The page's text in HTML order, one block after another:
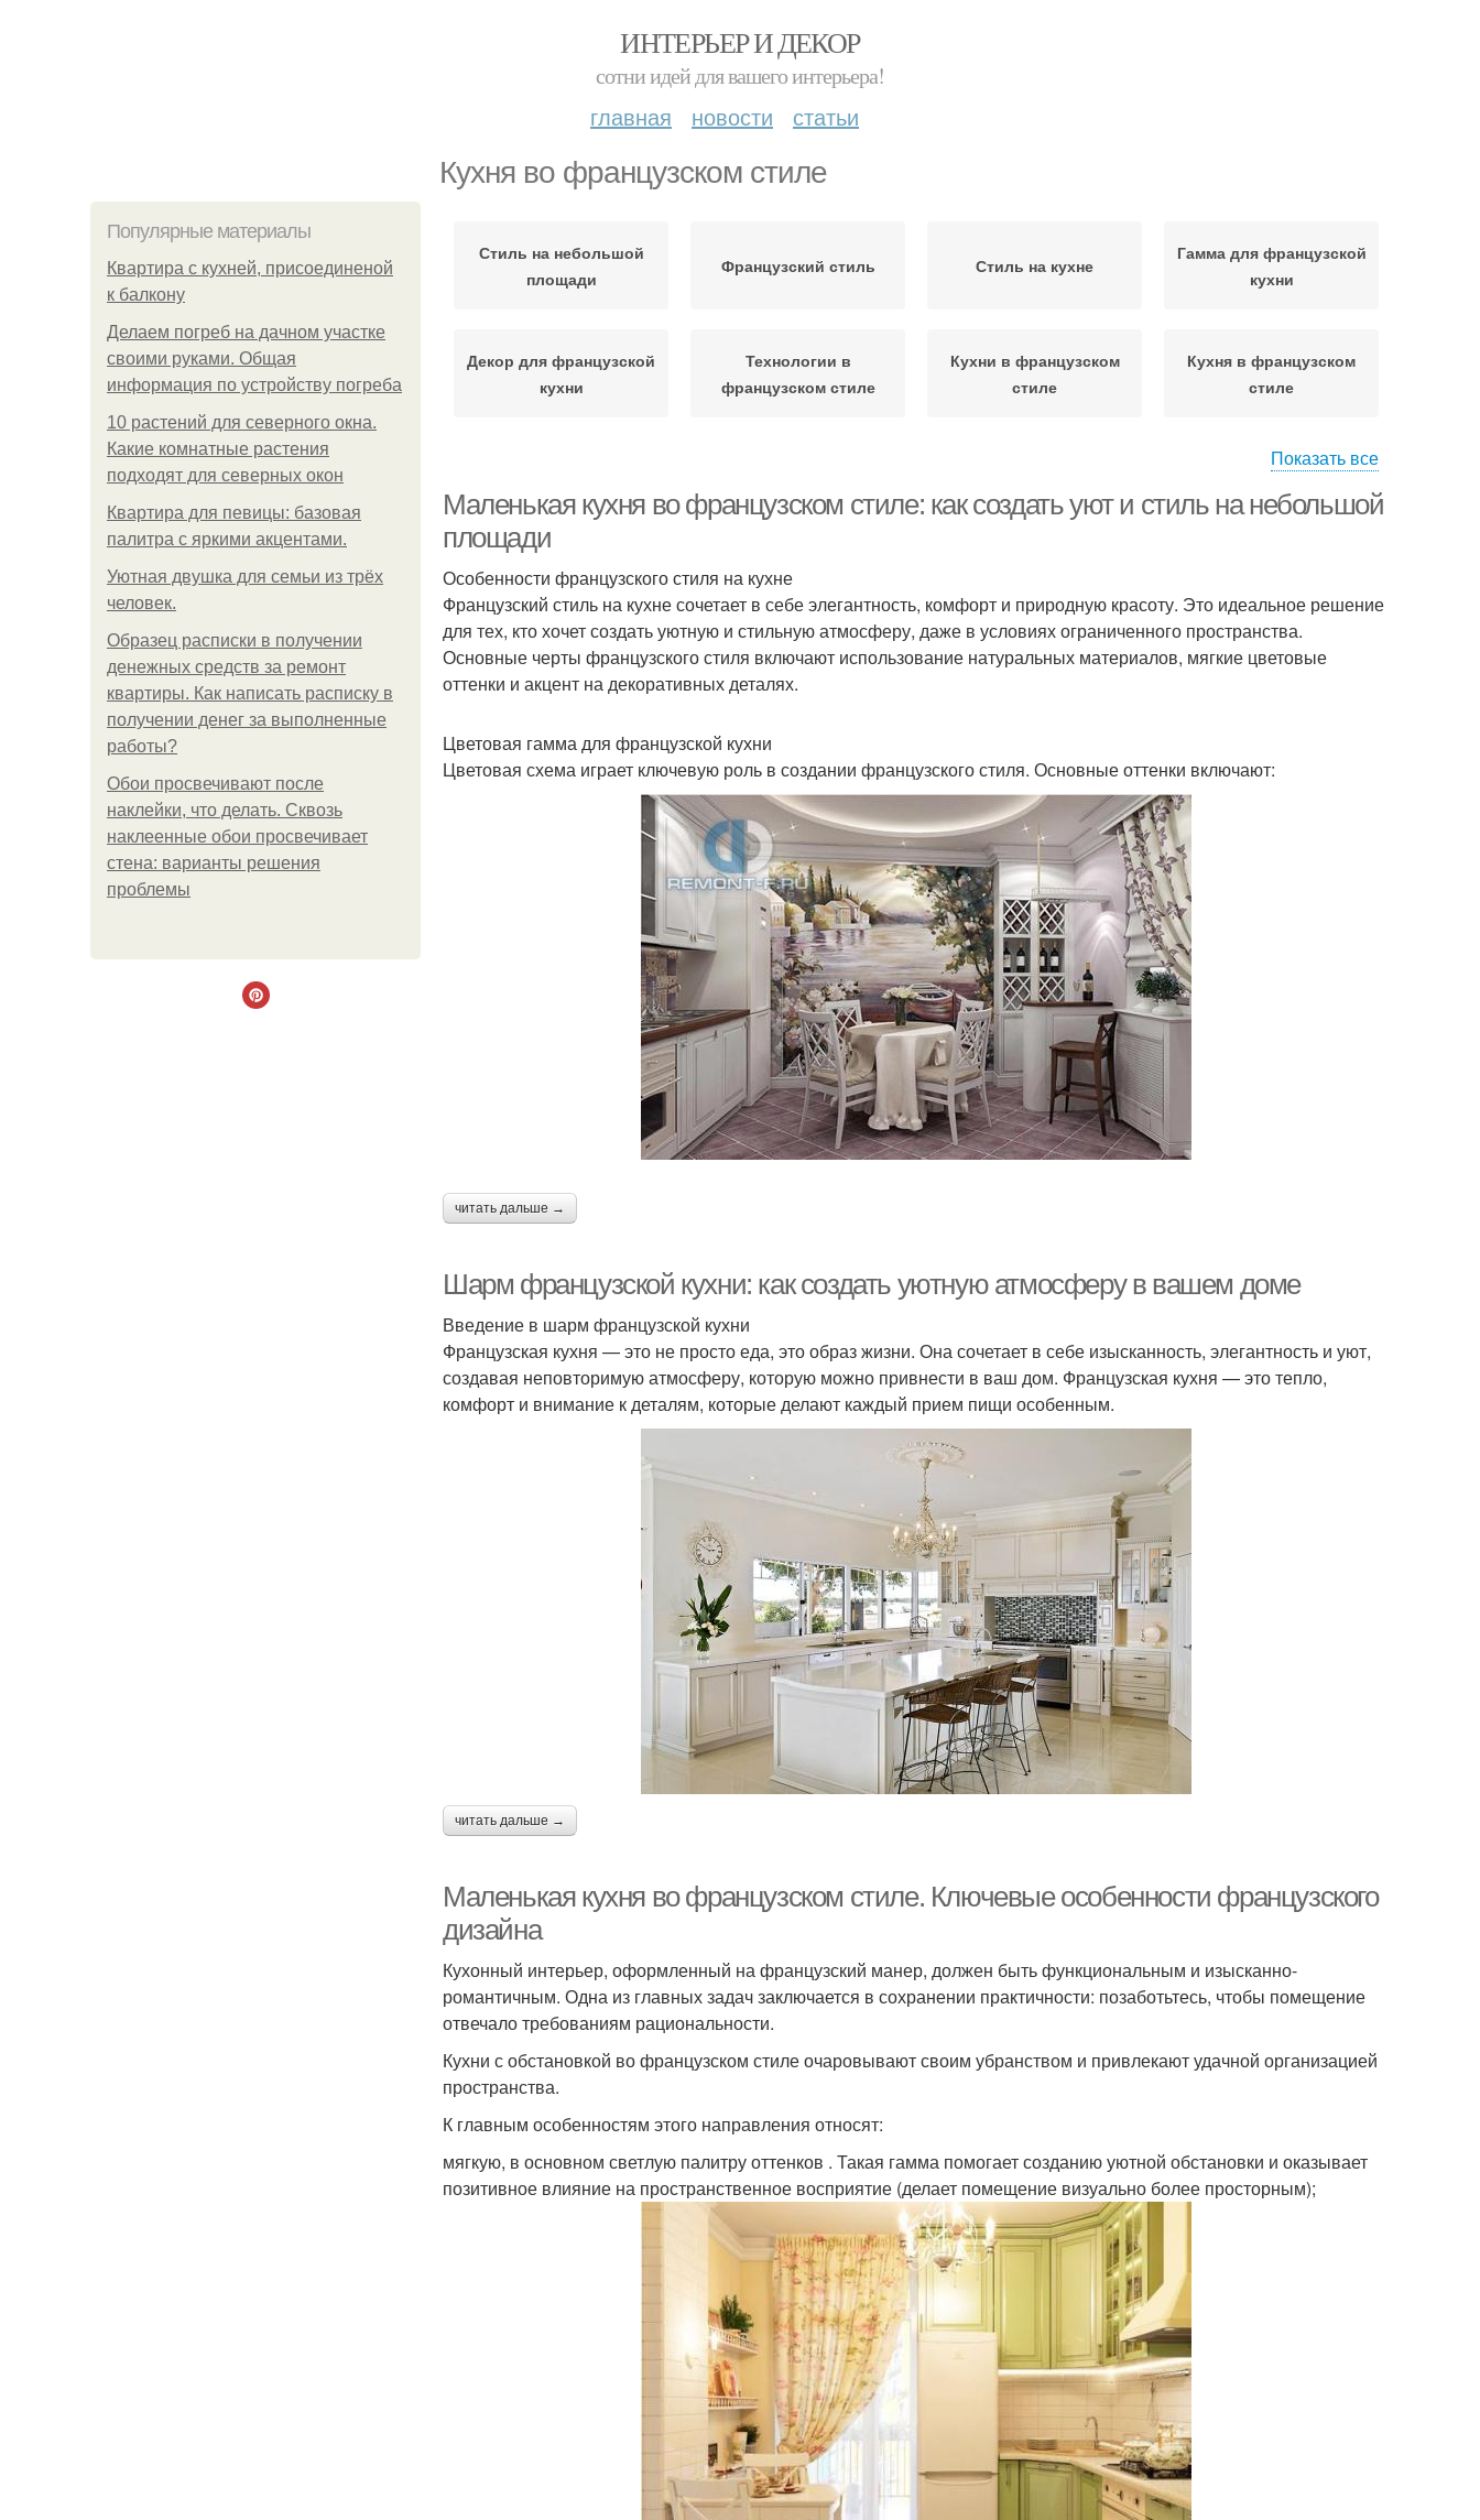
ИНТЕРЬЕР И ДЕКОР
сотни идей для вашего интерьера!
главная новости статьи
Кухня во французском стиле
Популярные материалы
Квартира с кухней, присоединеной
к балкону
Делаем погреб на дачном участке
своими руками. Общая
информация по устройству погреба
10 растений для северного окна.
Какие комнатные растения
подходят для северных окон
Квартира для певицы: базовая
палитра с яркими акцентами.
Уютная двушка для семьи из трёх
человек.
Образец расписки в получении
денежных средств за ремонт
квартиры. Как написать расписку в
получении денег за выполненные
работы?
Обои просвечивают после
наклейки, что делать. Сквозь
наклеенные обои просвечивает
стена: варианты решения
проблемы
Стиль на небольшой
площади
Французский стиль Стиль на кухне
Гамма для французской
кухни
Декор для французской
кухни
Технологии в
французском стиле
Кухни в французском
стиле
Кухня в французском
стиле
Французская кухня
Кухни для домашнего
уюта
стиле
Мебели для кухни
Кухни с современными
Кухня в скандинавском
стиле
Кухни в скандинавском
стиле
Кухня в итальянском
стиле
Кухня в английском
стиле
Викторианский стиль
Стиль в оформлении
Показать все
Маленькая кухня во французском стиле: как создать уют и стиль на небольшой
площади
Особенности французского стиля на кухне
Французский стиль на кухне сочетает в себе элегантность, комфорт и природную красоту. Это идеальное решение
для тех, кто хочет создать уютную и стильную атмосферу, даже в условиях ограниченного пространства.
Основные черты французского стиля включают использование натуральных материалов, мягкие цветовые
оттенки и акцент на декоративных деталях.
Цветовая гамма для французской кухни
Цветовая схема играет ключевую роль в создании французского стиля. Основные оттенки включают:
читать дальше →
Шарм французской кухни: как создать уютную атмосферу в вашем доме
Введение в шарм французской кухни
Французская кухня — это не просто еда, это образ жизни. Она сочетает в себе изысканность, элегантность и уют,
создавая неповторимую атмосферу, которую можно привнести в ваш дом. Французская кухня — это тепло,
комфорт и внимание к деталям, которые делают каждый прием пищи особенным.
читать дальше →
Маленькая кухня во французском стиле. Ключевые особенности французского
дизайна
Кухонный интерьер, оформленный на французский манер, должен быть функциональным и изысканно-
романтичным. Одна из главных задач заключается в сохранении практичности: позаботьтесь, чтобы помещение
отвечало требованиям рациональности.
Кухни с обстановкой во французском стиле очаровывают своим убранством и привлекают удачной организацией
пространства.
К главным особенностям этого направления относят:
мягкую, в основном светлую палитру оттенков . Такая гамма помогает созданию уютной обстановки и оказывает
позитивное влияние на пространственное восприятие (делает помещение визуально более просторным);